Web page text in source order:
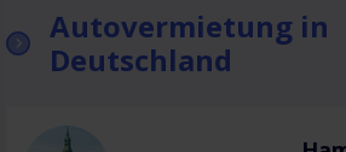
Autovermietung in
Deutschland